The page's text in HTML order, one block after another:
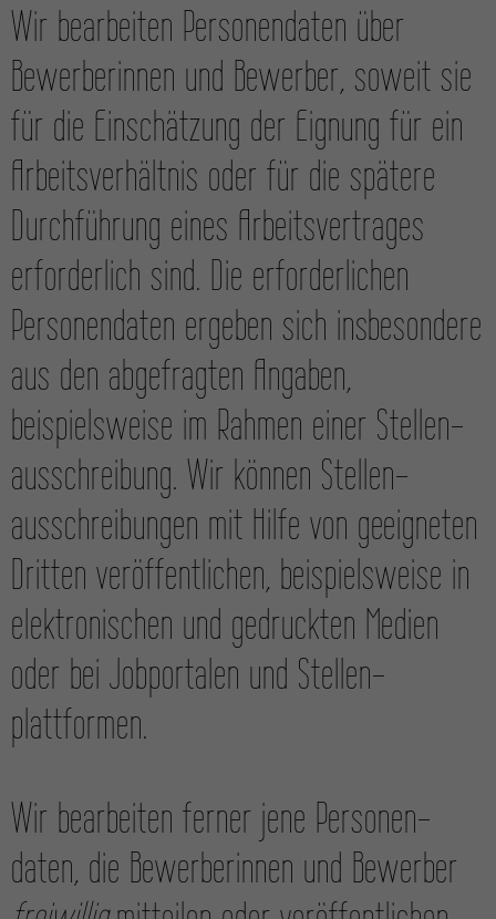
Wir bearbeiten Personendaten über
Bewerber­innen und Bewerber, soweit sie
für die Einschätzung der Eignung für ein
Arbeits­verhältnis oder für die spätere
Durch­führung eines Arbeits­vertrages
erforderlich sind. Die erforderlichen
Personen­daten ergeben sich insbesondere
aus den abgefragten Angaben,
beispielsweise im Rahmen einer Stellen­
ausschreibung. Wir können Stellen­
ausschreibungen mit Hilfe von geeigneten
Dritten veröffentlichen, beispiels­weise in
elektronischen und gedruckten Medien
oder bei Job­portalen und Stellen­
plattformen.
Wir bearbeiten ferner jene Personen­
daten, die Bewerber­innen und Bewerber